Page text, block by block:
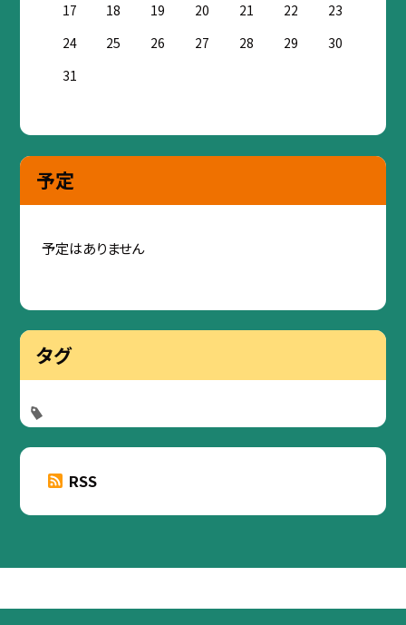
17
18 19 20 21 22
23
24
25 26 27 28 29
30
31
予定
予定はありません
タグ
RSS